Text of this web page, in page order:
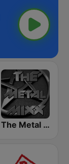
The Metal MIXX